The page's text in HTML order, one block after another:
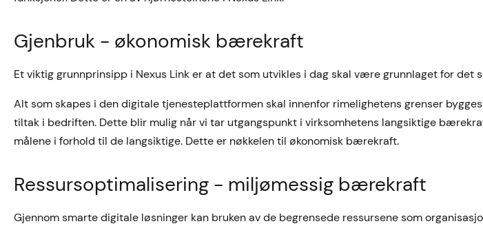
Gjenbruk - økonomisk bærekraft
Et viktig grunnprinsipp i Nexus Link er at det som utvikles i dag skal være grunnlaget for det
Alt som skapes i den digitale tjenesteplattformen skal innenfor rimelighetens grenser
tiltak i bedriften. Dette blir mulig når vi tar utgangspunkt i virksomhetens langsiktige
målene i forhold til de langsiktige. Dette er nøkkelen til økonomisk bærekraft.
Ressursoptimalisering - miljømessig bærekraft
Gjennom smarte digitale løsninger kan bruken av de begrensede ressursene som